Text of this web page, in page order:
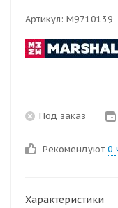
Артикул: M9710139
Под заказ
Рекомендуют 0
Характеристики